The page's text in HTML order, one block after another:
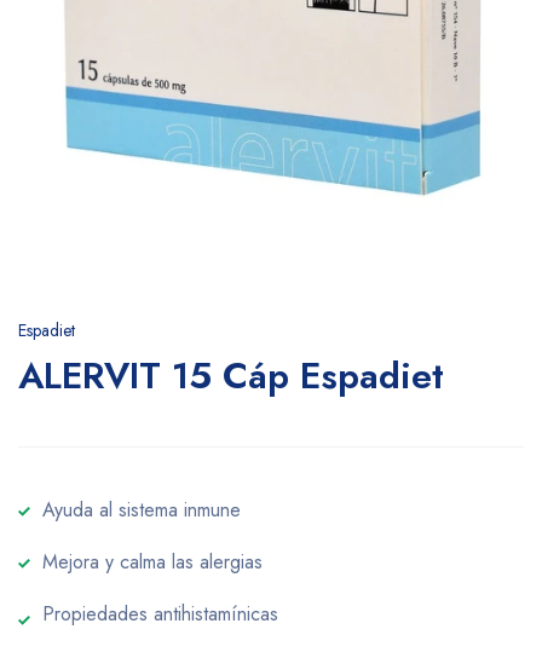
Espadiet
ALERVIT 15 Cáp Espadiet
Ayuda al sistema inmune
Mejora y calma las alergias
Propiedades antihistamínicas